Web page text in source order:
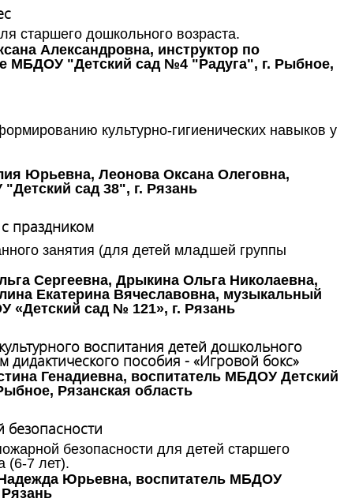
старшего дошкольного возраста.
Александровна, инструктор по
МБДОУ "Детский сад №4 "Радуга", г. Рыбное,
культурно-гигиенических навыков у
Юрьевна, Леонова Оксана Олеговна,
сад 38", г. Рязань
праздником
занятия (для детей младшей группы
Сергеевна, Дрыкина Ольга Николаевна,
Екатерина Вячеславовна, музыкальный
«Детский сад № 121», г. Рязань
воспитания детей дошкольного
дидактического пособия - «Игровой бокс»
Генадиевна, воспитатель МБДОУ Детский
Рязанская область
безопасности для детей старшего
(6-7 лет).
Юрьевна, воспитатель МБДОУ